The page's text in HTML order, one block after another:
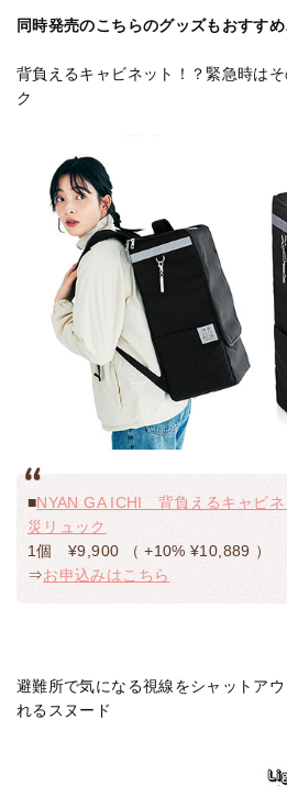
同時発売のこちらのグッズもおすすめ
背負えるキャビネット！？緊急時は
ク
■NYAN GA ICHI 背負えるキャビ
災リュック
1個 ¥9,900 （ +10% ¥10,889 ）
⇒お申込みはこちら
避難所で気になる視線をシャットア
れるスヌード